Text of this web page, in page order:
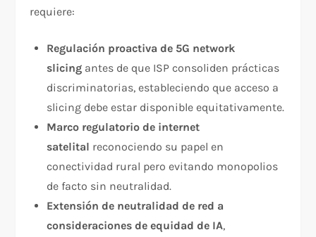
requiere:
Regulación proactiva de 5G network
slicing antes de que ISP consoliden prácticas
discriminatorias, estableciendo que acceso a
slicing debe estar disponible equitativamente.
Marco regulatorio de internet
satelital reconociendo su papel en
conectividad rural pero evitando monopolios
de facto sin neutralidad.
Extensión de neutralidad de red a
consideraciones de equidad de IA,